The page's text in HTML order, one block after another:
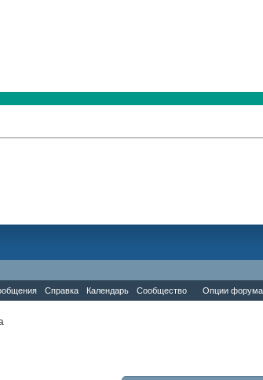
Справка Календарь Сообщество Опции форума